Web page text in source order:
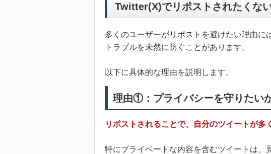
Twitter(X)でリポストされたくな
多くのユーザーがリポストを避けたい理由に
トラブルを未然に防ぐことがあります。
以下に具体的な理由を説明します。
理由①：プライバシーを守りたい
リポストされることで、自分のツイートが多
特にプライベートな内容を含むツイートは、